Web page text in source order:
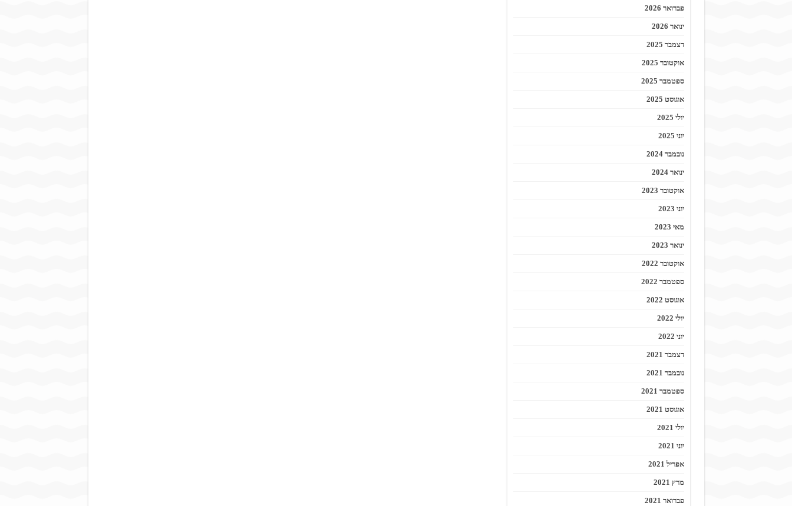
פברואר 2026
ינואר 2026
דצמבר 2025
אוקטובר 2025
ספטמבר 2025
אוגוסט 2025
יולי 2025
יוני 2025
נובמבר 2024
ינואר 2024
אוקטובר 2023
יוני 2023
מאי 2023
ינואר 2023
אוקטובר 2022
ספטמבר 2022
אוגוסט 2022
יולי 2022
יוני 2022
דצמבר 2021
נובמבר 2021
ספטמבר 2021
אוגוסט 2021
יולי 2021
יוני 2021
אפריל 2021
מרץ 2021
פברואר 2021